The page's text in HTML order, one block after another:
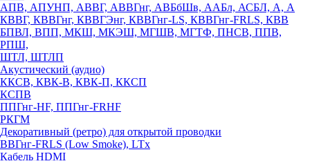
АПВ, АПУНП, АВВГ, АВВГнг, АВБбШв, ААБл, АСБЛ, А, А
КВВГ, КВВГнг, КВВГЭнг, КВВГнг-LS, КВВГнг-FRLS, КВВ
БПВЛ, ВПП, МКШ, МКЭШ, МГШВ, МГТФ, ПНСВ, ППВ,
РПШ,
ШТЛ, ШТЛП
Акустический (аудио)
ККСВ, КВК-В, КВК-П, ККСП
КСПВ
ППГнг-HF, ППГнг-FRHF
РКГМ
Декоративный (ретро) для открытой проводки
ВВГнг-FRLS (Low Smoke), LTx
Кабель HDMI